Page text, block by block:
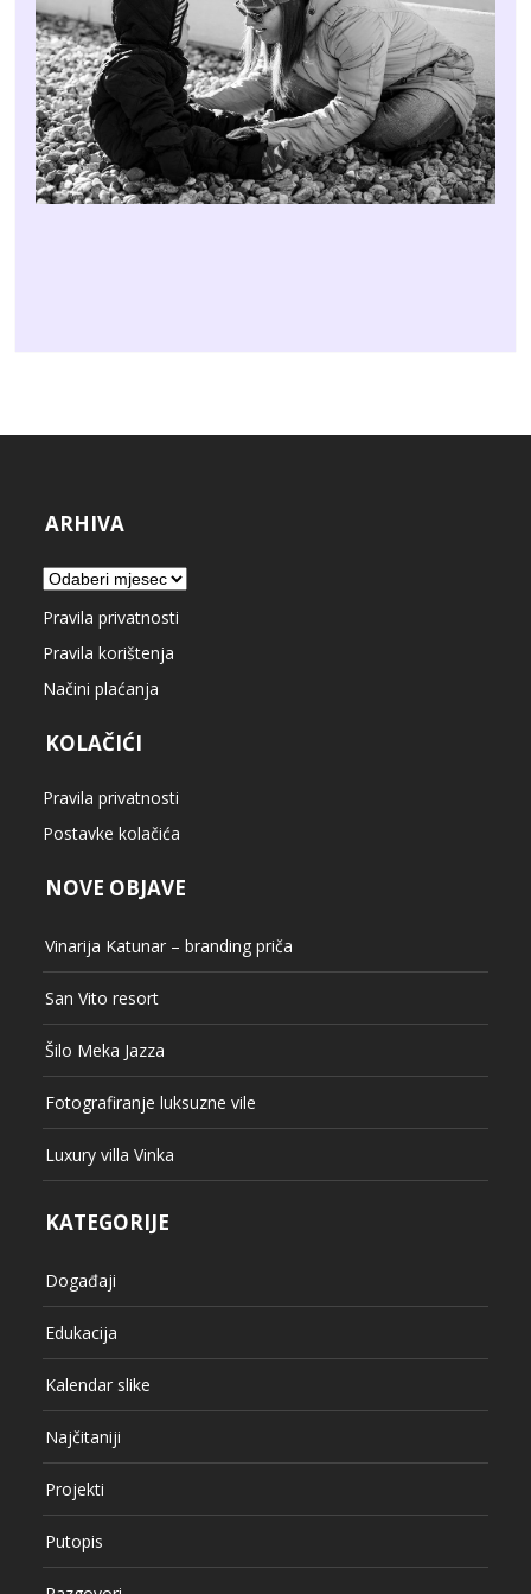
ARHIVA
Arhiva
Pravila privatnosti
Pravila korištenja
Načini plaćanja
KOLAČIĆI
Pravila privatnosti
Postavke kolačića
NOVE OBJAVE
Vinarija Katunar – branding priča
San Vito resort
Šilo Meka Jazza
Fotografiranje luksuzne vile
Luxury villa Vinka
KATEGORIJE
Događaji
Edukacija
Kalendar slike
Najčitaniji
Projekti
Putopis